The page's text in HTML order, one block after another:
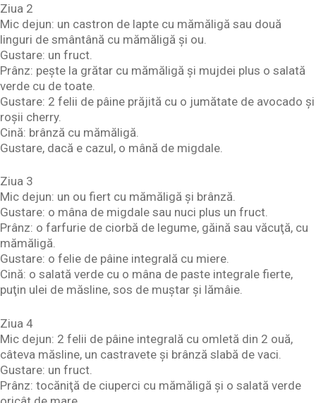
Ziua 2
Mic dejun: un castron de lapte cu mămăligă sau două
linguri de smântână cu mămăligă şi ou.
Gustare: un fruct.
Prânz: pește la grătar cu mămăligă şi mujdei plus o salată
verde cu de toate.
Gustare: 2 felii de pâine prăjită cu o jumătate de avocado şi
roşii cherry.
Cină: brânză cu mămăligă.
Gustare, dacă e cazul, o mână de migdale.
Ziua 3
Mic dejun: un ou fiert cu mămăligă şi brânză.
Gustare: o mâna de migdale sau nuci plus un fruct.
Prânz: o farfurie de ciorbă de legume, găină sau văcuţă, cu
mămăligă.
Gustare: o felie de pâine integrală cu miere.
Cină: o salată verde cu o mâna de paste integrale fierte,
puţin ulei de măsline, sos de muştar şi lămâie.
Ziua 4
Mic dejun: 2 felii de pâine integrală cu omletă din 2 ouă,
câteva măsline, un castravete şi brânză slabă de vaci.
Gustare: un fruct.
Prânz: tocăniţă de ciuperci cu mămăligă şi o salată verde